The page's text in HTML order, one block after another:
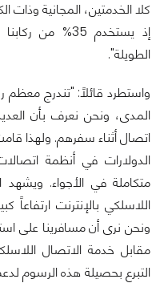
كلا الخدمتين، المجانية وذات
إذ يستخدم
الطويلة".
واستطرد قائلاً: "تندرج معظم
المدى، ونحن نعرف بأن
اتصال أثناء سفرهم. ولهذا
الدولارات في أنظمة
متكاملة في الأجواء. ويشهد
اللاسلكي بالإنترنت
ونحن نرى أن مسافرينا على
مقابل خدمة الاتصال
التبرع بحصيلة هذه الرسوم